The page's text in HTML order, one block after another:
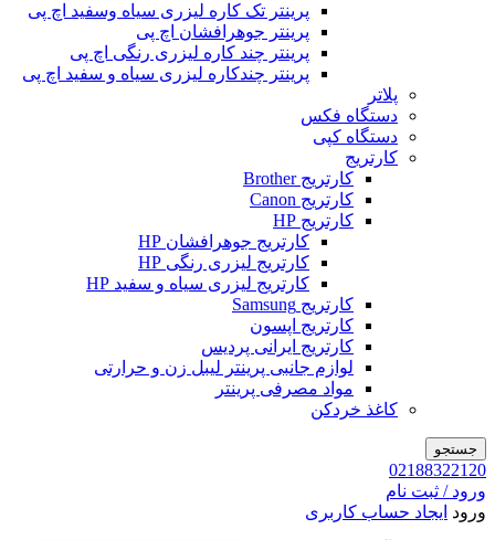
پرینتر تک کاره لیزری سیاه وسفید اچ پی
پرینتر جوهرافشان اچ پی
پرینتر چند کاره لیزری رنگی اچ پی
پرینتر چندکاره لیزری سیاه و سفید اچ پی
پلاتر
دستگاه فکس
دستگاه کپی
کارتریج
کارتریج Brother
کارتریج Canon
کارتریج HP
کارتریج جوهرافشان HP
کارتریج لیزری رنگی HP
کارتریج لیزری سیاه و سفید HP
کارتریج Samsung
کارتریج اپسون
کارتریج ایرانی پردیس
لوازم جانبی پرینتر لیبل زن و حرارتی
مواد مصرفی پرینتر
کاغذ خردکن
جستجو
02188322120
ورود / ثبت نام
ورود ایجاد حساب کاربری